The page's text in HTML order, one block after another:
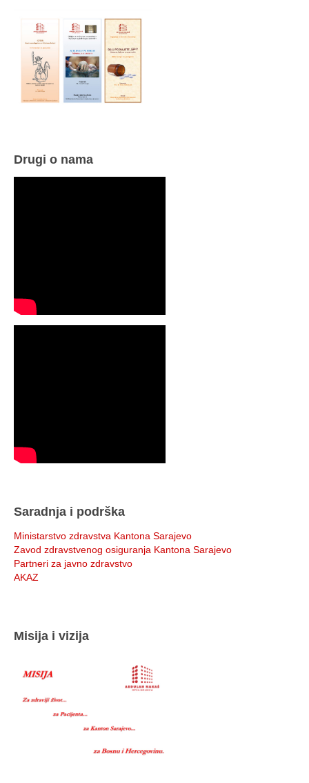
Drugi o nama
Saradnja i podrška
Ministarstvo zdravstva Kantona Sarajevo
Zavod zdravstvenog osiguranja Kantona Sarajevo
Partneri za javno zdravstvo
AKAZ
Misija i vizija